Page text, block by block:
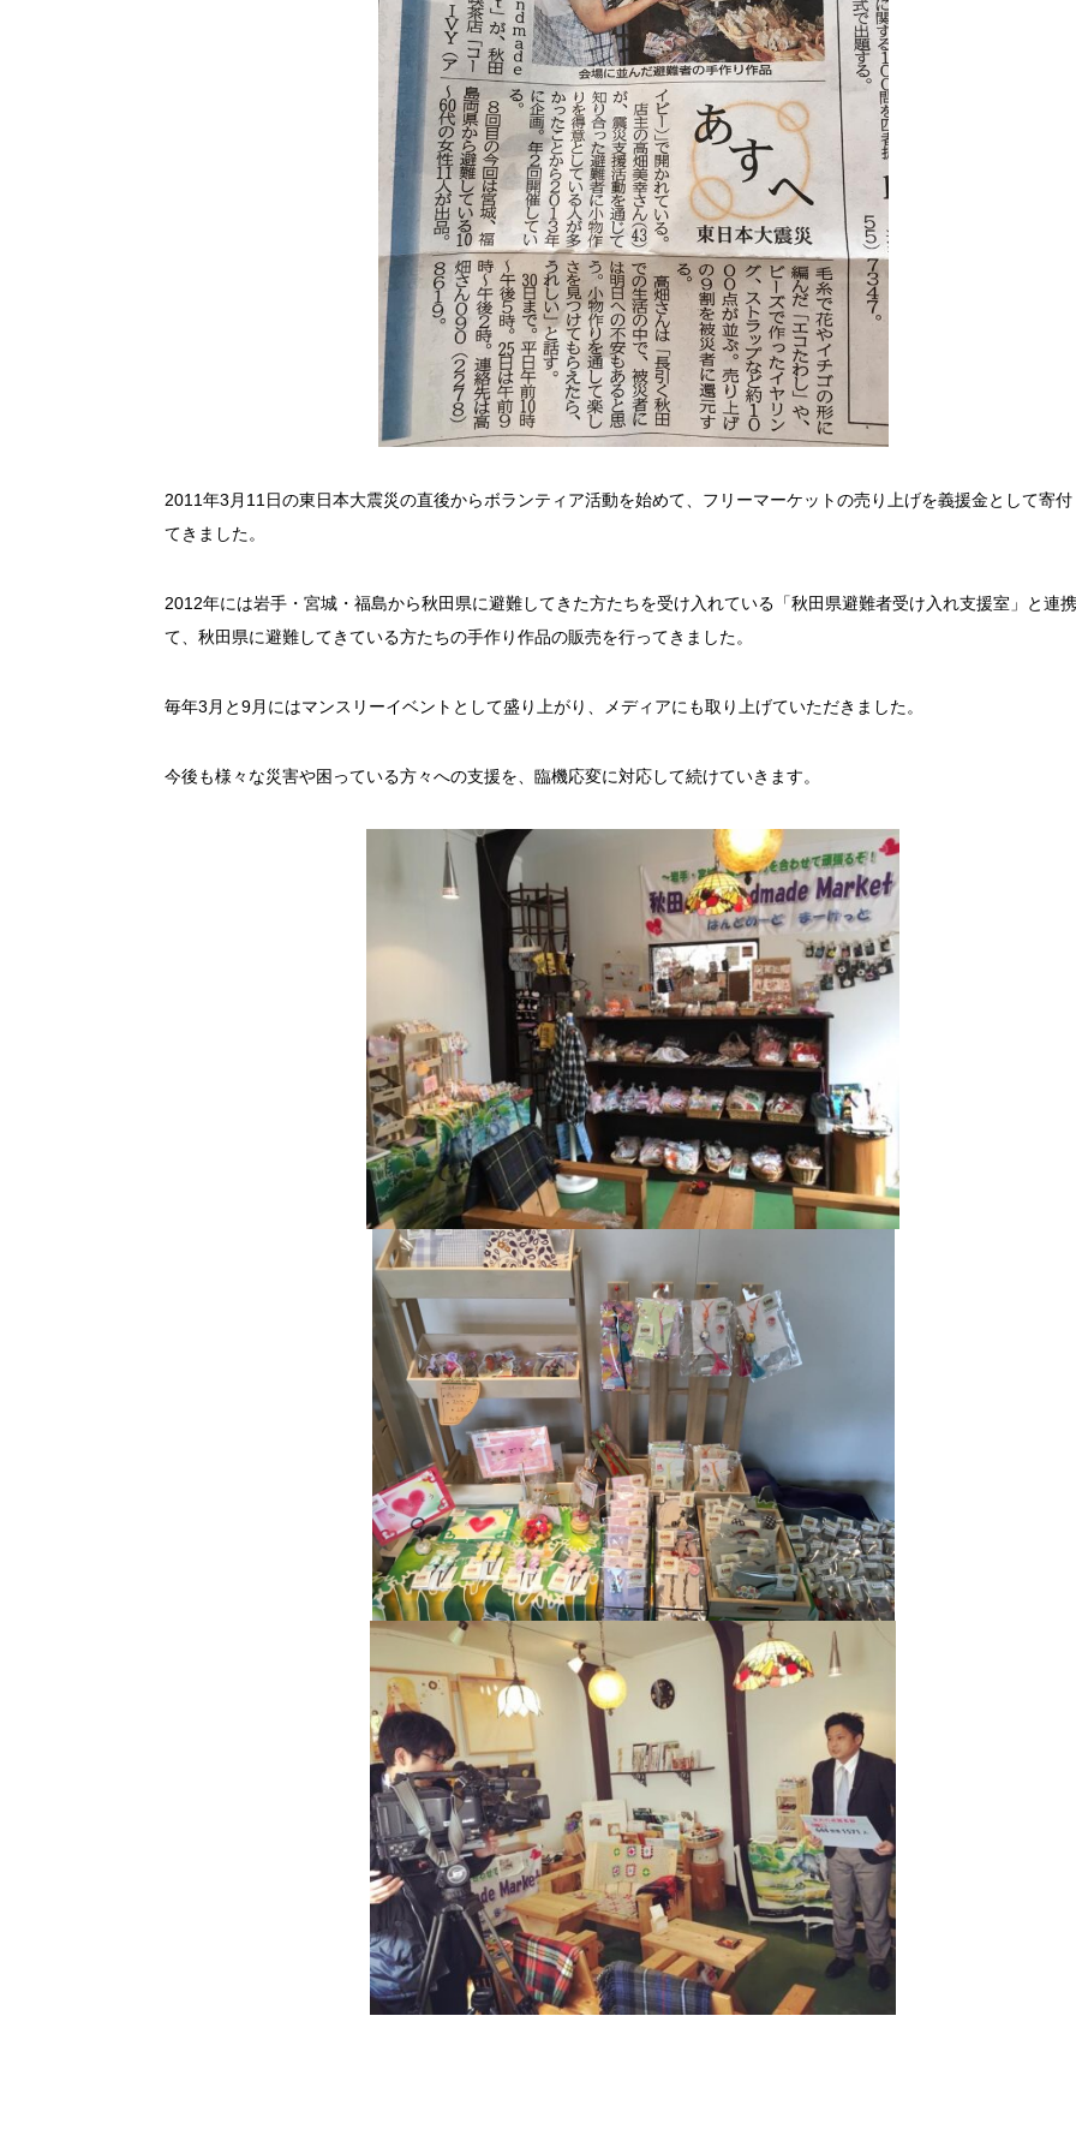
2011年3月11日の東日本大震災の直後からボランティア活動を始めて、フリーマーケットの売り上げを義援金として寄付
てきました。
2012年には岩手・宮城・福島から秋田県に避難してきた方たちを受け入れている「秋田県避難者受け入れ支援室」と連
て、秋田県に避難してきている方たちの手作り作品の販売を行ってきました。
毎年3月と9月にはマンスリーイベントとして盛り上がり、メディアにも取り上げていただきました。
今後も様々な災害や困っている方々への支援を、臨機応変に対応して続けていきます。